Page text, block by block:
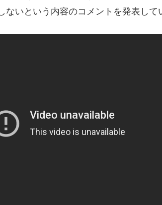
ないという内容のコメントを発表して